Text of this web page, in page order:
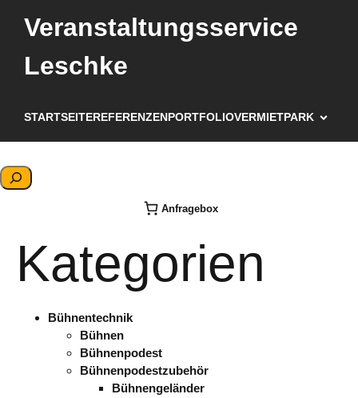
Veranstaltungsservice
Leschke
STARTSEITEREFERENZENPORTFOLIOVERMIETPARK
S
u
Anfragebox
Kategorien
Bühnentechnik
Bühnen
Bühnenpodest
Bühnenpodestzubehör
Bühnengeländer